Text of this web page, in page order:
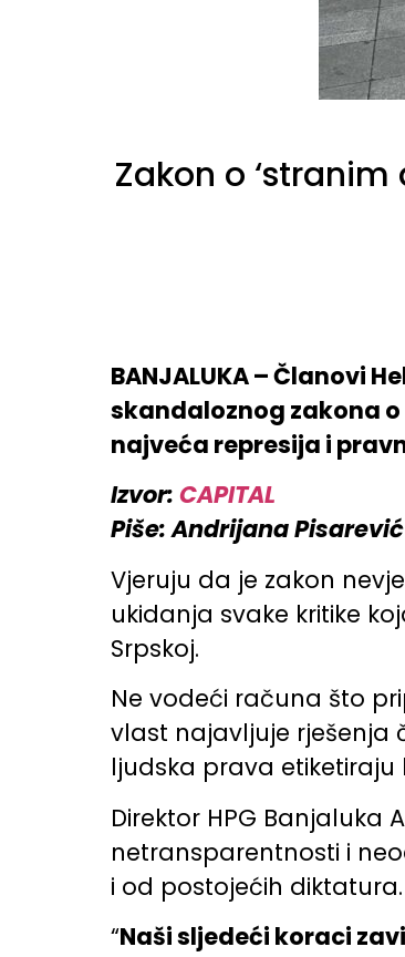
Zakon o
BANJALUKA – Članovi
skandaloznog zakona
najveća represija i
Izvor: CAPITAL
Piše: Andrijana Pisarević
Vjeruju da je zakon
ukidanja svake kritike
Srpskoj.
Ne vodeći računa što
vlast najavljuje rješenja
ljudska prava
Direktor HPG
netransparentnosti i
i od postojećih diktatura.
“Naši sljedeći koraci